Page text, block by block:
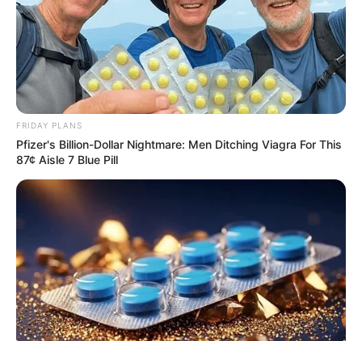
FRIDAY PLANS
Pfizer's Billion-Dollar Nightmare: Men Ditching Viagra For This
87¢ Aisle 7 Blue Pill